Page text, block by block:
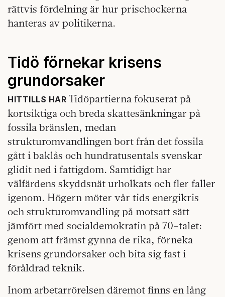
rättvis fördelning är hur prischockerna
hanteras av politikerna.
Tidö förnekar krisens
grundorsaker
HITTILLS HAR Tidöpartierna fokuserat på
kortsiktiga och breda skattesänkningar på
fossila bränslen, medan
strukturomvandlingen bort från det fossila
gått i baklås och hundratusentals svenskar
glidit ned i fattigdom. Samtidigt har
välfärdens skyddsnät urholkats och fler faller
igenom. Högern möter vår tids energikris
och strukturomvandling på motsatt sätt
jämfört med socialdemokratin på 70-talet:
genom att främst gynna de rika, förneka
krisens grundorsaker och bita sig fast i
föråldrad teknik.
Inom arbetarrörelsen däremot finns en lång